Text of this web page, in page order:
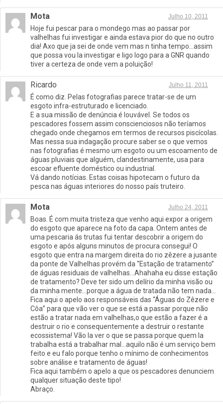
Mota Julho 10, 2011
Hoje fui pescar para o mondego mas ao passar por
valhelhas fui investigar e ainda estava pior do que no outro
dia! Axo que ja sei de onde vem mas n tinha tempo…assim
que possa vou la investigar e ligo logo para a GNR quando
tiver a certeza de onde vem a poluição!
Ricardo Julho 11, 2011
É como diz. Pelas fotografias parece tratar-se de um
esgoto infra-estruturado e licenciado.
E a sua missão de denúncia é louvável. Se todos os
pescadores fossem assim conscienciosos não teríamos
chegado onde chegamos em termos de recursos piscícolas.
Mas nessa sua indagação procure saber se o que vemos
nas fotografias é mesmo um esgoto ou um escoamento de
águas pluviais que alguém, clandestinamente, usa para
escoar efluente doméstico ou industrial.
Vá dando notícias. Estas coisas hipotecam o futuro da
pesca nas águas interiores do nosso país truteiro.
Mota Julho 24, 2011
Boas. É com muita tristeza que venho aqui expor a origem
do esgoto que aparece na foto da capa. Ontem antes de
uma pescaria ás trutas fui tentar descobrir a origem do
esgoto e após alguns minutos de procura consegui! O
esgoto que entra na margem direita do rio zêzere a jusante
da ponte de Valhelhas provém da “Estação de tratamento”
de águas residuais de valhelhas…Ahahaha eu disse estação
de tratamento? Deve ter sido um delírio da minha visão ou
da minha mente…porque a água de tratada não tem nada…
Fica aqui o apelo aos responsáveis das “Águas do Zêzere e
Côa” para que vão ver o que se está a passar porque não
estão a tratar nada em valhelhas,o que estão a fazer é a
destruir o rio e consequentemente a destruir o restante
ecossistema! Vão la ver o que se passa porque quem la
trabalha está a trabalhar mal…aquilo não é um serviço bem
feito e eu falo porque tenho o mínimo de conhecimentos
sobre análise e tratamento de águas!
Fica aqui também o apelo a que os pescadores denunciem
qualquer situação deste tipo!
Abraço.